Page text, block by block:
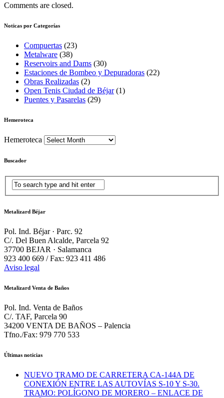
Comments are closed.
Noticas por Categorías
Compuertas (23)
Metalware (38)
Reservoirs and Dams (30)
Estaciones de Bombeo y Depuradoras (22)
Obras Realizadas (2)
Open Tenis Ciudad de Béjar(1)
Puentes y Pasarelas (29)
Hemeroteca
Hemeroteca
Buscador
Metalizard Béjar
Pol. Ind. Béjar · Parc. 92
C/. Del Buen Alcalde, Parcela 92
37700 BEJAR · Salamanca
923 400 669 / Fax: 923 411 486
Aviso legal
Metalizard Venta de Baños
Pol. Ind. Venta de Baños
C/. TAF, Parcela 90
34200 VENTA DE BAÑOS – Palencia
Tfno./Fax: 979 770 533
Últimas noticias
NUEVO TRAMO DE CARRETERA CA-144A DE
CONEXIÓN ENTRE LAS AUTOVÍAS S-10 Y S-30.
TRAMO: POLÍGONO DE MORERO – ENLACE DE